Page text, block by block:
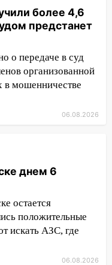
с чужими
накопил
Ульяновской
и обращение
4
автомобиль
области
более 4,6
предстанет
о передаче в суд
организованной
в мошенничестве
06.08.2026
днем 6
остается
положительные
искать АЗС, где
06.08.2026